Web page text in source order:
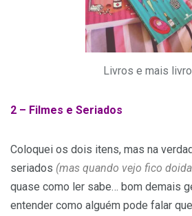
Livros e mais
2 – Filmes e Seriados
Coloquei os dois itens, mas na
seriados (mas quando vejo fico
quase como ler sabe… bom demais
entender como alguém pode falar